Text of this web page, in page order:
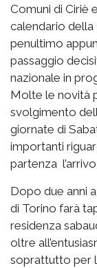
Comuni di Ciriè
calendario della
penultimo
passaggio
nazionale in
Molte le novità
svolgimento
giornate di
importanti
partenza
Dopo due anni
di Torino farà
residenza
oltre
soprattutto per